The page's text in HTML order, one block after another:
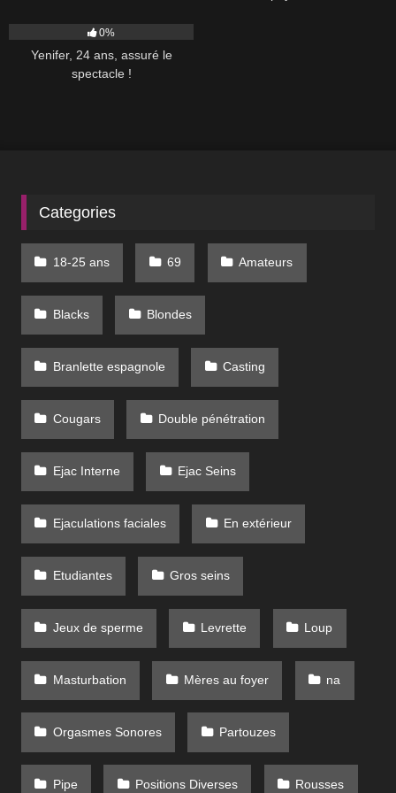
0%
Yenifer, 24 ans, assuré le
spectacle !
Categories
18-25 ans 69 Amateurs
Blacks Blondes
Branlette espagnole Casting
Cougars Double pénétration
Ejac Interne Ejac Seins
Ejaculations faciales En extérieur
Etudiantes Gros seins
Jeux de sperme Levrette Loup
Masturbation Mères au foyer na
Orgasmes Sonores Partouzes
Pipe Positions Diverses Rousses